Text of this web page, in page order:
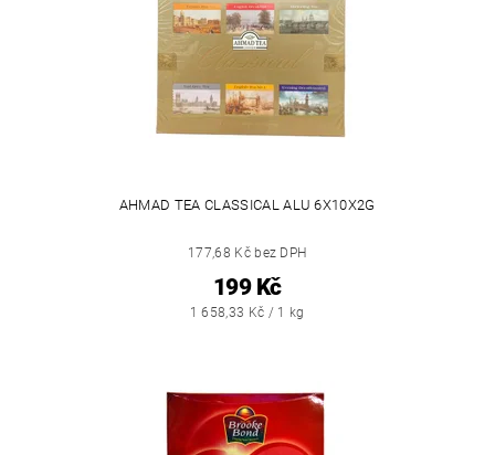
AHMAD TEA CLASSICAL ALU 6X10X2G
177,68 Kč bez DPH
199 Kč
1 658,33 Kč / 1 kg